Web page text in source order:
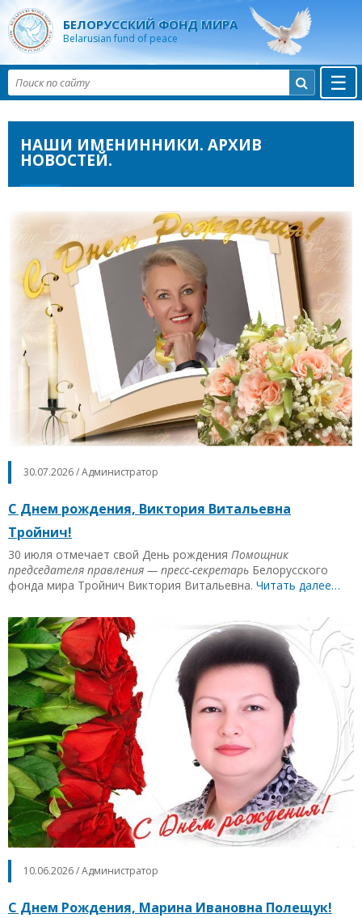
БЕЛОРУССКИЙ ФОНД МИРА
Belarusian fund of peace
☰

НАШИ ИМЕНИННИКИ. АРХИВ
НОВОСТЕЙ.
30.07.2026 / Администратор
С Днем рождения, Виктория Витальевна
Тройнич!
30 июля отмечает свой День рождения Помощник
председателя правления — пресс-секретарь Белорусского
фонда мира Тройнич Виктория Витальевна. Читать далее…
10.06.2026 / Администратор
С Днем Рождения, Марина Ивановна Полещук!